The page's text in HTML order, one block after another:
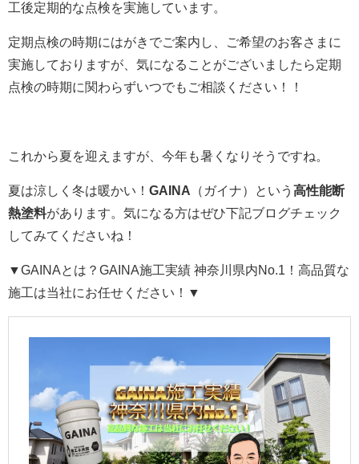
工後定期的な点検を実施しています。
定期点検の時期にはがきでご案内し、ご希望のお客さまに
実施しておりますが、気になることがございましたら定期
点検の時期に関わらずいつでもご相談ください！！
これから夏を迎えますが、今年も暑くなりそうですね。
夏は涼しく冬は暖かい！ GAINA （ガイナ）という 高性能断
熱塗料があります。気になる方はぜひ下記ブログチェック
してみてくださいね！
▼GAINAとは？GAINA施工実績 神奈川県内No.1！高品質な
施工は当社にお任せください！▼